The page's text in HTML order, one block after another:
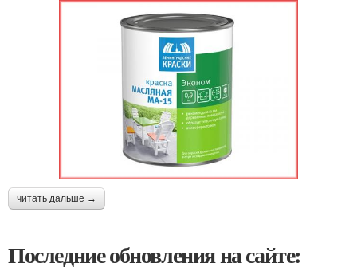
читать дальше →
Последние обновления на сайте: